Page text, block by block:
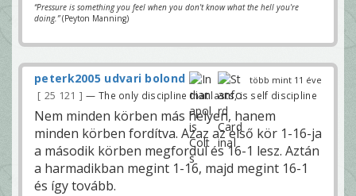
“Pressure is something you feel when you don't know what the hell you're
doing.”(Peyton Manning)
több mint 11 éve
peterk2005 udvari bolond
25 121 — The only discipline that lasts, is self discipline
Nem minden körben más helyen, hanem
minden körben fordítva. Azaz az első kör 1-16-ja
a második körben megfordul és 16-1 lesz. Aztán
a harmadikban megint 1-16, majd megint 16-1
és így tovább.